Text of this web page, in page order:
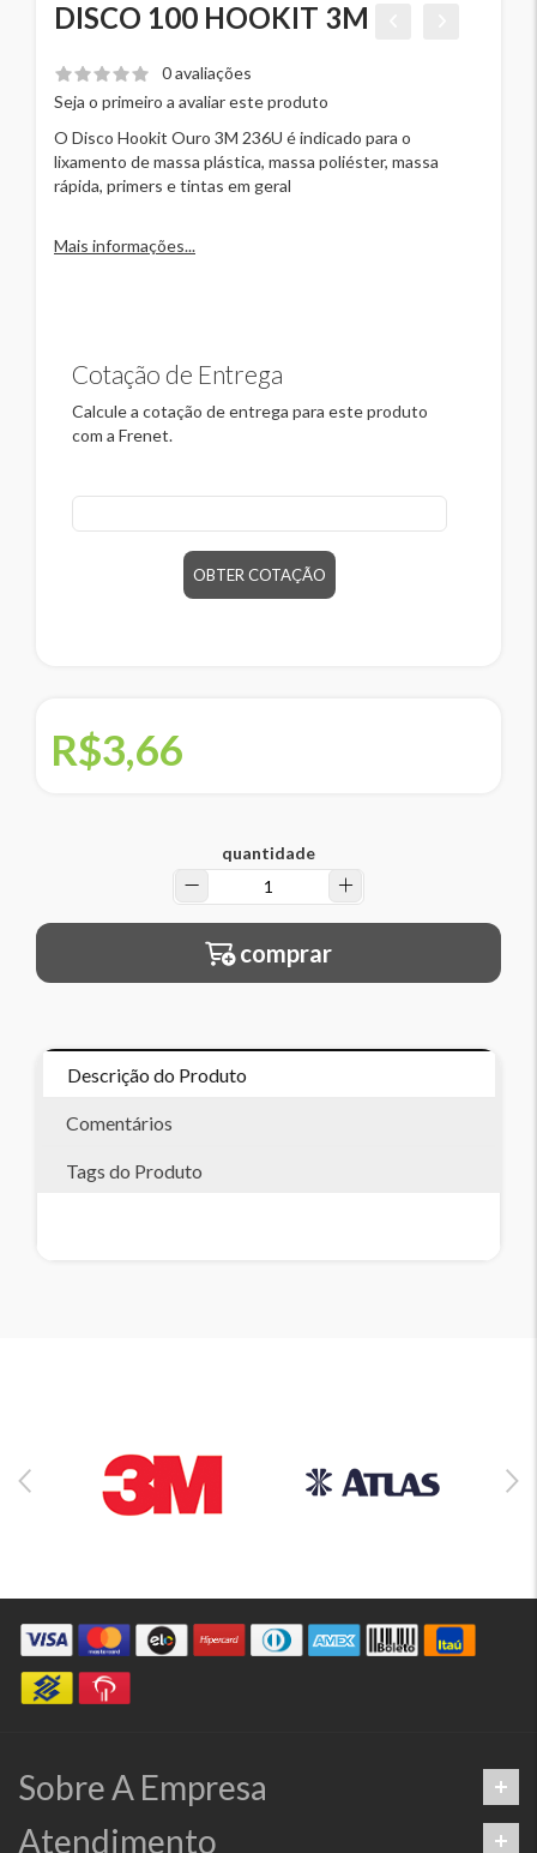
DISCO 100 HOOKIT 3M
0 avaliações
Seja o primeiro a avaliar este produto
O Disco Hookit Ouro 3M 236U é indicado para o
lixamento de massa plástica, massa poliéster, massa
rápida, primers e tintas em geral
Mais informações...
Cotação de Entrega
Calcule a cotação de entrega para este produto
com a Frenet.
OBTER COTAÇÃO
R$3,66
quantidade
comprar
Descrição do Produto
Comentários
Tags do Produto
Sobre A Empresa
Atendimento